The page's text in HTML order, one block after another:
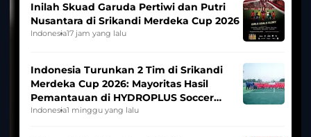
Inilah Skuad Garuda Pertiwi dan Putri
Nusantara di Srikandi Merdeka Cup 2026
Indonesia17 jam yang lalu
Indonesia Turunkan 2 Tim di Srikandi
Merdeka Cup 2026: Mayoritas Hasil
Pemantauan di HYDROPLUS Soccer
League
Indonesia1 minggu yang lalu